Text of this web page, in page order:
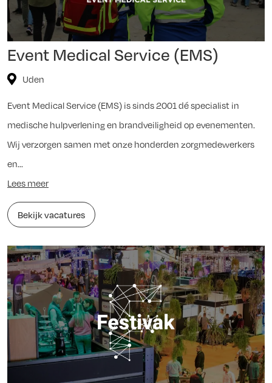
Event Medical Service (EMS)
Uden
Event Medical Service (EMS) is sinds 2001 dé specialist in
medische hulpverlening en brandveiligheid op evenementen.
Wij verzorgen samen met onze honderden zorgmedewerkers
en...
Lees meer
Bekijk vacatures